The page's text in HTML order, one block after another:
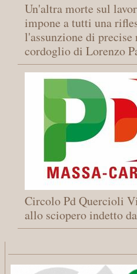
Un'altra morte sul
impone a tutti una
l'assunzione di
cordoglio di Lorenzo
Circolo Pd Quercioli
allo sciopero indetto